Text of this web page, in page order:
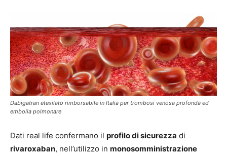
Dabigatran etexilato rimborsabile in Italia per trombosi venosa profonda ed
embolia polmonare
Dati real life confermano il profilo di sicurezza di
rivaroxaban, nell’utilizzo in monosomministrazione